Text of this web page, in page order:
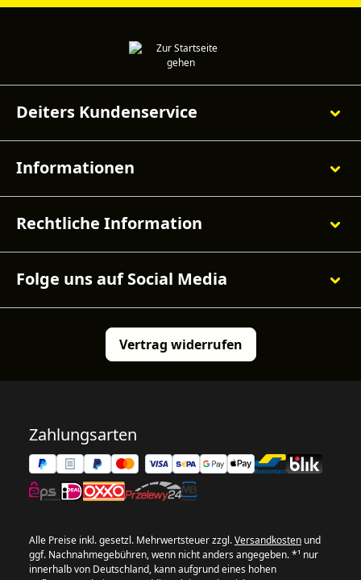
Deiters Kundenservice
Informationen
Rechtliche Information
Folge uns auf Social Media
Vertrag widerrufen
Zahlungsarten
Alle Preise inkl. gesetzl. Mehrwertsteuer zzgl.Versandkosten und
ggf. Nachnahmegebühren, wenn nicht anders angegeben. *¹ nur
innerhalb von Deutschland, kann aufgrund eines hohen